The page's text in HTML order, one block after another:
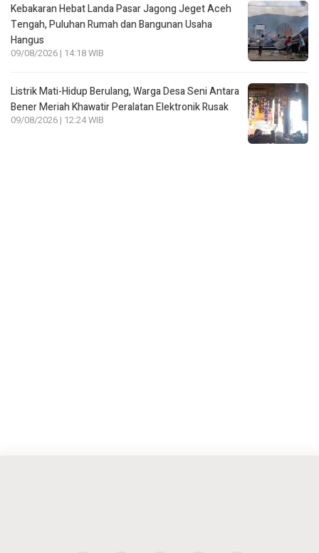
Kebakaran Hebat Landa Pasar Jagong Jeget Aceh
Tengah, Puluhan Rumah dan Bangunan Usaha
Hangus
09/08/2026 | 14:18 WIB
Listrik Mati-Hidup Berulang, Warga Desa Seni Antara
Bener Meriah Khawatir Peralatan Elektronik Rusak
09/08/2026 | 12:24 WIB